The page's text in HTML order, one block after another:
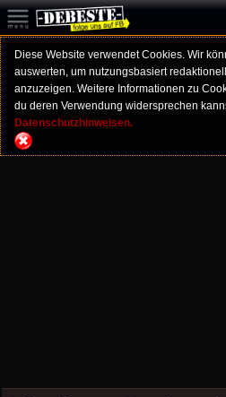
Diese Website verwendet Cookies. Wir
auswerten, um nutzungsbasiert
anzuzeigen. Weitere Informationen zu
du deren Verwendung widersprechen
Datenschutzhinweisen.